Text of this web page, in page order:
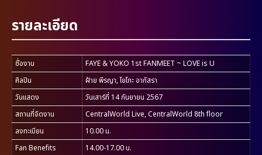
รายละเอียด
ชื่องาน
FAYE & YOKO 1st FANMEET ~ LOVE is U
ศิลปิน
ฝ้าย พีรญา, โยโกะ อาภัสรา
วันแสดง
วันเสาร์ที่ 14 กันยายน 2567
สถานที่จัดงาน
CentralWorld Live, CentralWorld 8th floor
ลงทะเบียน
10.00 น.
Fan Benefits
14.00-17.00 น.